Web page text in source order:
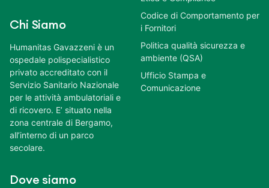
Chi Siamo
Humanitas Gavazzeni è un
ospedale polispecialistico
privato accreditato con il
Servizio Sanitario Nazionale
per le attività ambulatoriali e
di ricovero. E’ situato nella
zona centrale di Bergamo,
all’interno di un parco
secolare.
Dove siamo
Codice di Comportamento per
i Fornitori
Politica qualità sicurezza e
ambiente (QSA)
Ufficio Stampa e
Comunicazione